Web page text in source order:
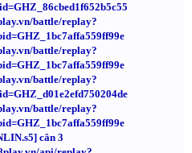
battle/replay?
battle/replay?
battle/replay?
battle/replay?
cân 3